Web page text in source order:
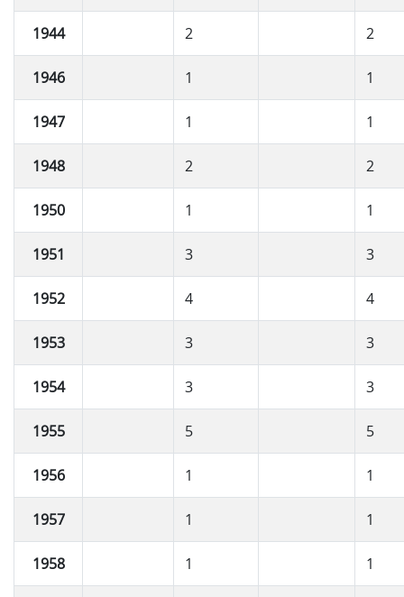
1944 2 2
1946 1 1
1947 1 1
1948 2 2
1950 1 1
1951 3 3
1952 4 4
1953 3 3
1954 3 3
1955 5 5
1956 1 1
1957 1 1
1958 1 1